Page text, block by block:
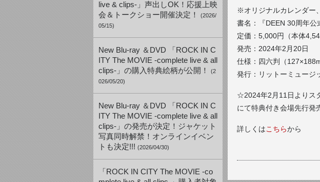
live & clips-」声出しOK！応援上映
会＆トークショー開催決定！
(2026/
05/15)
New Blu-ray ＆DVD 「ROCK IN C
ITY The MOVIE -complete live & all
clips-」の購入特典絵柄が公開！
(2
026/05/20)
New Blu-ray ＆DVD 「ROCK IN C
ITY The MOVIE -complete live & all
clips-」の発売が決定！ジャケット
写真同時解禁！オンラインイベン
トも決定!!! (2026/04/30)
「ROCK IN CITY The MOVIE -co
※オリジナルカレンダー
書名：『DEEN 30周年公
定価：5,000円（本体
発売：2024年2月20日
仕様：四六判（
発行：リットーミュージ
☆2024年2月11日よりス
にて特典付き会場先行発
詳しくはこちらから